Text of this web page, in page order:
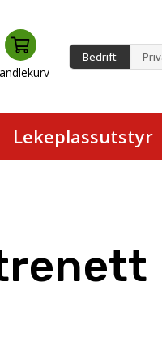
Bedrift
Lekeplassutstyr